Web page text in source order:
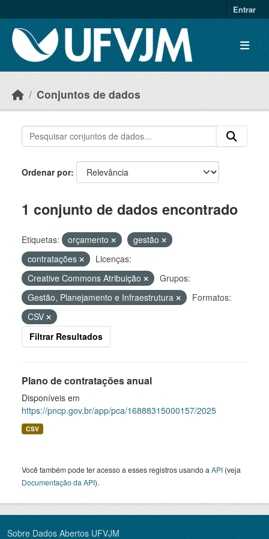
Entrar
Conjuntos de dados
Ordenar por
1 conjunto de dados encontrado
Etiquetas: orçamento
gestão
contratações
Licenças:
Creative Commons Atribuição
Grupos:
Gestão, Planejamento e Infraestrutura
Formatos:
CSV
Filtrar Resultados
Plano de contratações anual
Disponíveis em
https://pncp.gov.br/app/pca/16888315000157/2025
CSV
Você também pode ter acesso a esses registros usando a API (veja
Documentação da API).
Sobre Dados Abertos UFVJM